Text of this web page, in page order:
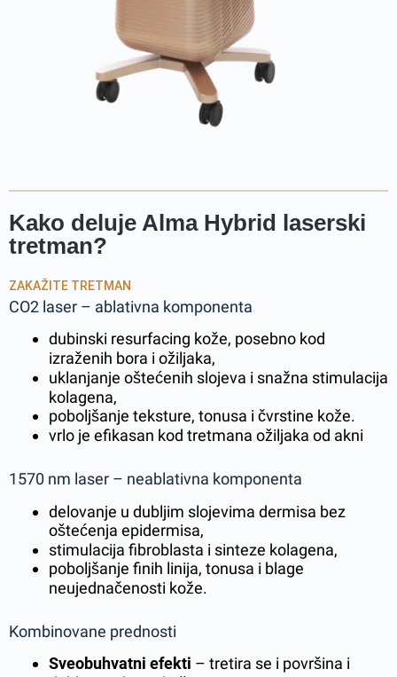
Kako deluje Alma Hybrid laserski
tretman?
ZAKAŽITE TRETMAN
CO2 laser – ablativna komponenta
dubinski resurfacing kože, posebno kod
izraženih bora i ožiljaka,
uklanjanje oštećenih slojeva i snažna stimulacija
kolagena,
poboljšanje teksture, tonusa i čvrstine kože.
vrlo je efikasan kod tretmana ožiljaka od akni
1570 nm laser – neablativna komponenta
delovanje u dubljim slojevima dermisa bez
oštećenja epidermisa,
stimulacija fibroblasta i sinteze kolagena,
poboljšanje finih linija, tonusa i blage
neujednačenosti kože.
Kombinovane prednosti
Sveobuhvatni efekti – tretira se i površina i